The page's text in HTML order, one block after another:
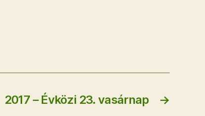
→
2017 – Évközi 23. vasárnap